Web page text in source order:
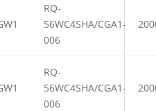
RQ-
56WC4SHA/CGA1-
006
RQ-
56WC4SHA/CGA1-
006